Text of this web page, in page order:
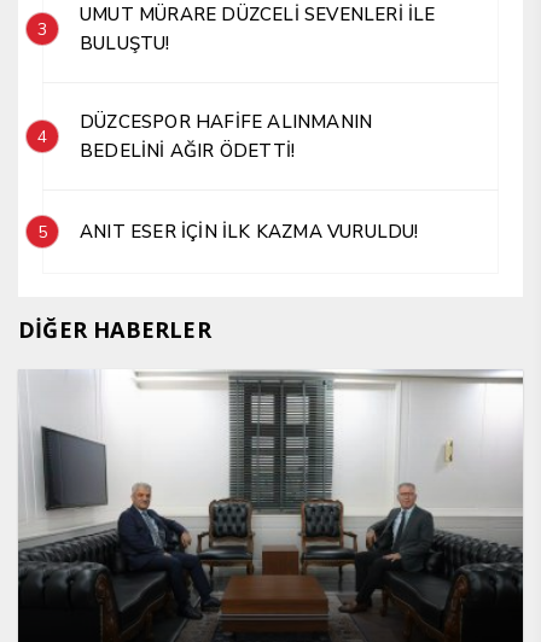
3
UMUT MÜRARE DÜZCELİ SEVENLERİ İLE
BULUŞTU!
4
DÜZCESPOR HAFİFE ALINMANIN
BEDELİNİ AĞIR ÖDETTİ!
5 ANIT ESER İÇİN İLK KAZMA VURULDU!
DİĞER HABERLER